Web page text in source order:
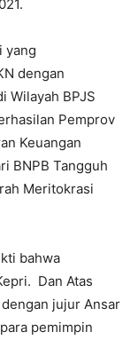
yang
dengan
Wilayah BPJS
Pemprov
Keuangan
BNPB Tangguh
Meritokrasi
bahwa
Dan Atas
jujur Ansar
pemimpin